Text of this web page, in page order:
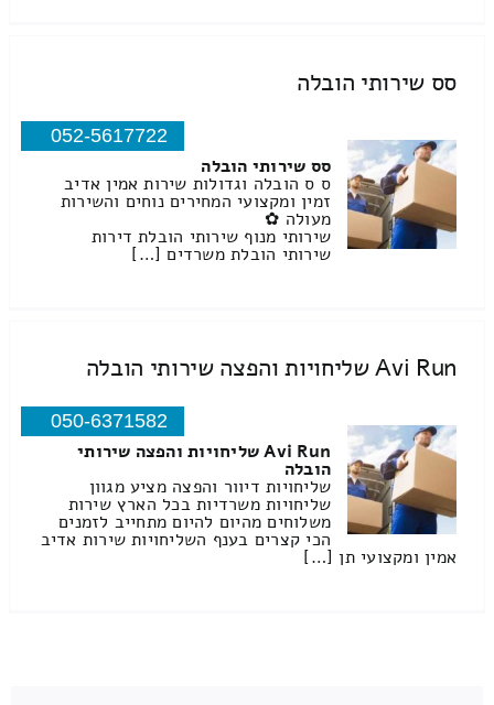
סס שירותי הובלה
052-5617722
סס שירותי הובלה
ס ס הובלה וגדולות שירות אמין אדיב
זמין ומקצועי המחירים נוחים והשירות
מעולה ✿
שירותי מנוף שירותי הובלת דירות
שירותי הובלת משרדים […]
Avi Run שליחויות והפצה שירותי הובלה
050-6371582
Avi Run שליחויות והפצה שירותי
הובלה
שליחויות דיוור והפצה מציע מגוון
שליחויות משרדיות בכל הארץ שירות
משלוחים מהיום להיום מתחייב לזמנים
הכי קצרים בענף השליחויות שירות אדיב
אמין ומקצועי תן […]